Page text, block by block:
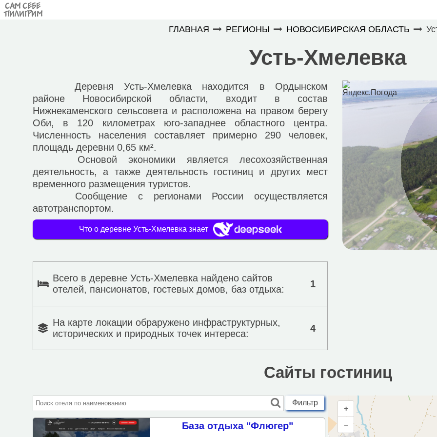
САМ СЕБЕ
ПИЛИГРИМ
ГЛАВНАЯ РЕГИОНЫ НОВОСИБИРСКАЯ ОБЛАСТЬ
Усть-Хмелевка
Деревня Усть-Хмелевка находится в Ордынском
районе Новосибирской области, входит в состав
Нижнекаменского сельсовета и расположена на правом берегу
Оби, в 120 километрах юго-западнее областного центра.
Численность населения составляет примерно 290 человек,
площадь деревни 0,65 км².
Основой экономики является лесохозяйственная
деятельность, а также деятельность гостиниц и других мест
временного размещения туристов.
Сообщение с регионами России осуществляется
автотранспортом.
Что о деревне Усть-Хмелевка знает
Всего в деревне Усть-Хмелевка найдено сайтов
отелей, пансионатов, гостевых домов, баз отдыха:
1
На карте локации обраружено инфраструктурных,
исторических и природных точек интереса:
4
Сайты гостиниц
Фильтр
Подбор объектов по параметрам
База отдыха "Флюгер"
+
–